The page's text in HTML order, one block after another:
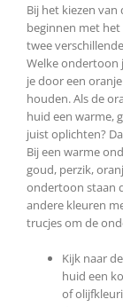
Bij het kiezen
beginnen met
twee
Welke ondertoon
je door een
houden. Als de
huid een warme,
juist oplichten?
Bij een warme
goud, perzik,
ondertoon staan
andere kleuren
trucjes om de
Kijk naar
huid een
of